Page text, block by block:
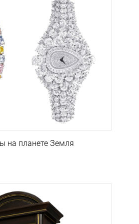
на планете Земля